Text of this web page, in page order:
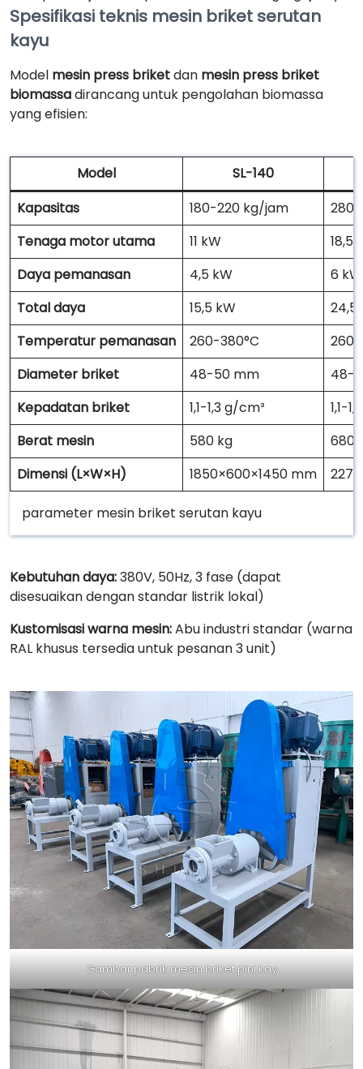
Spesifikasi teknis mesin briket serutan
kayu
Model mesin press briketdan mesin press briket
biomassadirancang untuk pengolahan biomassa
yang efisien:
Model
SL-140
Kapasitas
180-220 kg/jam
Tenaga motor utama
11 kW
18,5
Daya pemanasan
4,5 kW
6 kW
Total daya
15,5 kW
24,5
Temperatur pemanasan
260-380°C
260-
Diameter briket
48-50 mm
48-
Kepadatan briket
1,1-1,3 g/cm³
1,1-
Berat mesin
580 kg
680
Dimensi (L×W×H)
1850×600×1450 mm
parameter mesin briket serutan kayu
Kebutuhan daya:380V, 50Hz, 3 fase (dapat
disesuaikan dengan standar listrik lokal)
Kustomisasi warna mesin:Abu industri standar (warna
RAL khusus tersedia untuk pesanan 3 unit)
Gambar pabrik mesin briket pini kay